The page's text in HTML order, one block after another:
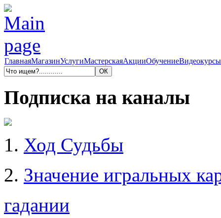
ГлавнаяМагазинУслугиМастерскаяАкцииОбучениеВидеокурсы
Подписка на каналы
1. Ход Судьбы
2. Значение игральных
гадании